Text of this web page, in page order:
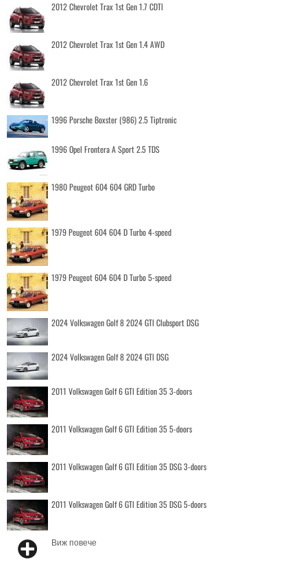
2012 Chevrolet Trax 1st Gen 1.7 CDTI
2012 Chevrolet Trax 1st Gen 1.4 AWD
2012 Chevrolet Trax 1st Gen 1.6
1996 Porsche Boxster (986) 2.5 Tiptronic
1996 Opel Frontera A Sport 2.5 TDS
1980 Peugeot 604 604 GRD Turbo
1979 Peugeot 604 604 D Turbo 4-speed
1979 Peugeot 604 604 D Turbo 5-speed
2024 Volkswagen Golf 8 2024 GTI Clubsport DSG
2024 Volkswagen Golf 8 2024 GTI DSG
2011 Volkswagen Golf 6 GTI Edition 35 3-doors
2011 Volkswagen Golf 6 GTI Edition 35 5-doors
2011 Volkswagen Golf 6 GTI Edition 35 DSG 3-doors
2011 Volkswagen Golf 6 GTI Edition 35 DSG 5-doors
Виж повече